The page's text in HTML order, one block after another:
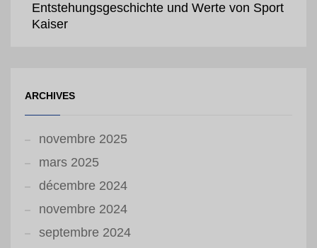
Entstehungsgeschichte und Werte von Sport
Kaiser
ARCHIVES
novembre 2025
mars 2025
décembre 2024
novembre 2024
septembre 2024